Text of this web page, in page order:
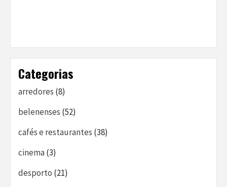
Categorias
arredores (8)
belenenses (52)
cafés e restaurantes (38)
cinema(3)
desporto (21)